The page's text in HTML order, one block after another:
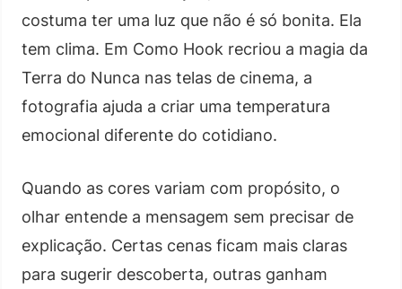
costuma ter uma luz que não é só bonita. Ela
tem clima. Em Como Hook recriou a magia da
Terra do Nunca nas telas de cinema, a
fotografia ajuda a criar uma temperatura
emocional diferente do cotidiano.
Quando as cores variam com propósito, o
olhar entende a mensagem sem precisar de
explicação. Certas cenas ficam mais claras
para sugerir descoberta, outras ganham